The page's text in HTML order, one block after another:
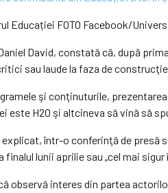
Educației FOTO Facebook/
David, constată că, după
sau laude la faza de
şi conţinuturile,
este H2O şi altcineva să vină să
într-o conferinţă de presă
finalul lunii aprilie sau „cel mai
observă interes din partea